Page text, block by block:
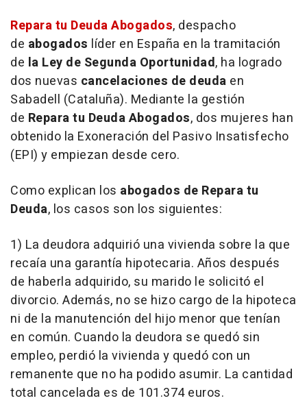
Repara tu Deuda Abogados, despacho
de abogados líder en España en la tramitación
de la Ley de Segunda Oportunidad, ha logrado
dos nuevas cancelaciones de deuda en
Sabadell (Cataluña). Mediante la gestión
de Repara tu DeudaAbogados, dos mujeres han
obtenido la Exoneración del Pasivo Insatisfecho
(EPI) y empiezan desde cero.
Como explican los abogados de Repara tu
Deuda, los casos son los siguientes:
1) La deudora adquirió una vivienda sobre la que
recaía una garantía hipotecaria. Años después
de haberla adquirido, su marido le solicitó el
divorcio. Además, no se hizo cargo de la hipoteca
ni de la manutención del hijo menor que tenían
en común. Cuando la deudora se quedó sin
empleo, perdió la vivienda y quedó con un
remanente que no ha podido asumir. La cantidad
total cancelada es de 101.374 euros.